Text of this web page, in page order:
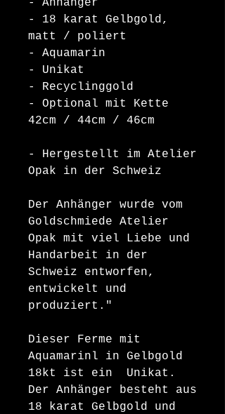
- Anhänger
- 18 karat Gelbgold,
matt / poliert
- Aquamarin
- Unikat
- Recyclinggold
- Optional mit Kette
42cm / 44cm / 46cm
- Hergestellt im Atelier
Opak in der Schweiz
Der Anhänger wurde vom
Goldschmiede Atelier
Opak mit viel Liebe und
Handarbeit in der
Schweiz entworfen,
entwickelt und
produziert."
Dieser Ferme mit
Aquamarinl in Gelbgold
18kt ist ein Unikat.
Der Anhänger besteht aus
18 karat Gelbgold und